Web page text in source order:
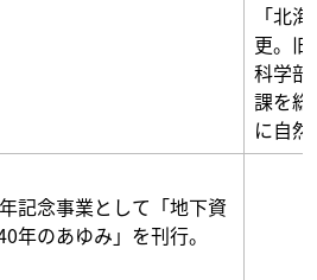
「北
更。
科学
課を総
に自
記念事業として「地下資
年のあゆみ」を刊行。